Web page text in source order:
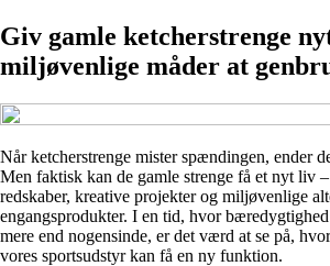
Giv gamle ketcherstrenge
miljøvenlige måder at
Når ketcherstrenge mister spændingen, ender
Men faktisk kan de gamle strenge få et nyt liv
redskaber, kreative projekter og miljøvenlige
engangsprodukter. I en tid, hvor
mere end nogensinde, er det værd at se på,
vores sportsudstyr kan få en ny funktion.